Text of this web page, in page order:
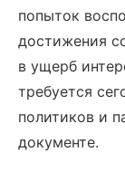
попыток
достижения
в ущерб
требуется
политиков и
документе.